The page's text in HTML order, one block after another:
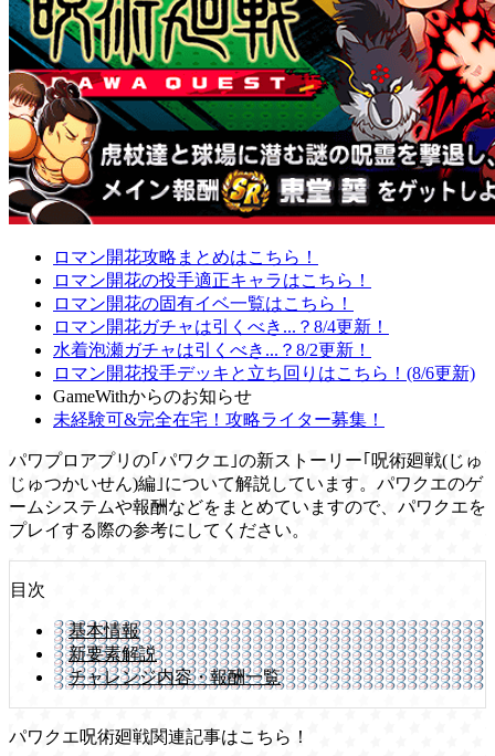
ロマン開花攻略まとめはこちら！
ロマン開花の投手適正キャラはこちら！
ロマン開花の固有イベ一覧はこちら！
ロマン開花ガチャは引くべき...？8/4更新！
水着泡瀬ガチャは引くべき...？8/2更新！
ロマン開花投手デッキと立ち回りはこちら！(8/6更新)
GameWithからのお知らせ
未経験可&完全在宅！攻略ライター募集！
パワプロアプリの｢パワクエ｣の新ストーリー｢呪術廻戦(じゅ
じゅつかいせん)編｣について解説しています。パワクエのゲ
ームシステムや報酬などをまとめていますので、パワクエを
プレイする際の参考にしてください。
目次
基本情報
新要素解説
チャレンジ内容・報酬一覧
パワクエ呪術廻戦関連記事はこちら！